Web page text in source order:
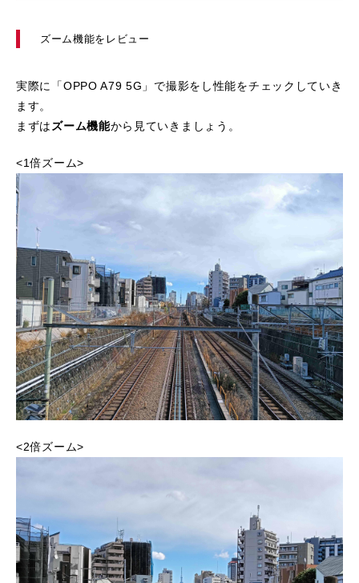
ズーム機能をレビュー
実際に「OPPO A79 5G」で撮影をし性能をチェックしていき
ます。
まずはズーム機能から見ていきましょう。
<1倍ズーム>
<2倍ズーム>